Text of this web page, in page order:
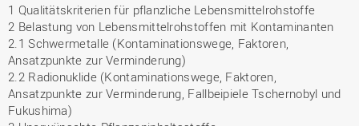
1 Qualitätskriterien für pflanzliche Lebensmittelrohstoffe
2 Belastung von Lebensmittelrohstoffen mit Kontaminanten
2.1 Schwermetalle (Kontaminationswege, Faktoren,
Ansatzpunkte zur Verminderung)
2.2 Radionuklide (Kontaminationswege, Faktoren,
Ansatzpunkte zur Verminderung, Fallbeipiele Tschernobyl und
Fukushima)